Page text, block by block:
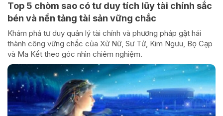
Top 5 chòm sao có tư duy tích lũy tài chính sắc
bén và nền tảng tài sản vững chắc
Khám phá tư duy quản lý tài chính và phương pháp gặt hái
thành công vững chắc của Xử Nữ, Sư Tử, Kim Ngưu, Bọ Cạp
và Ma Kết theo góc nhìn chiêm nghiệm.